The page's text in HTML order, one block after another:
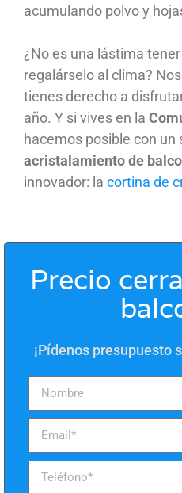
acumulando polvo y
¿No es una lástima
regalárselo al clima?
tienes derecho a
año. Y si vives en la
hacemos posible con un
acristalamiento de
innovador: la cortina de
Precio
¡Pídenos presupuesto